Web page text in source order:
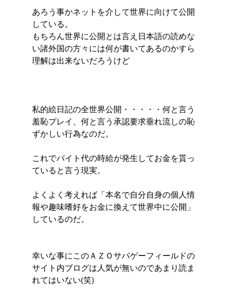
あろう事かネットを介して世界に向けて公開
している。
もちろん世界に公開とは言え日本語の読めな
い諸外国の方々には何が書いてあるのかすら
理解は出来ないだろうけど
私的絵日記の全世界公開・・・・・何と言う
羞恥プレイ、何と言う承認要求垂れ流しの恥
ずかしい行為なのだ。
これでバイト代の時給が発生してお金を貰っ
ていると言う現実。
よくよく考えれば「本名で自分自身の個人情
報や趣味嗜好をお金に換えて世界中に公開」
しているのだ。
幸いな事にこのＡＺＯサバゲーフィールドの
サイト内ブログは人気が無いのであまり読ま
れてはいない(笑)